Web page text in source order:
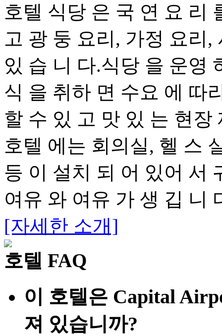
호텔 식당 은 국 연 요 리
고 광 둥 요리, 가정 요리
있 습 니 다.식당 을 운영
식 을 취하 면 수요 에 따
할 수 있 고 맛 있 는 현
호텔 에는 회의실, 헬 스
등 이 설치 되 어 있어 서
여유 와 여유 가 생 깁 니
[자세한 소개]
호텔 FAQ
이 호텔은 Capital
져 있습니까?